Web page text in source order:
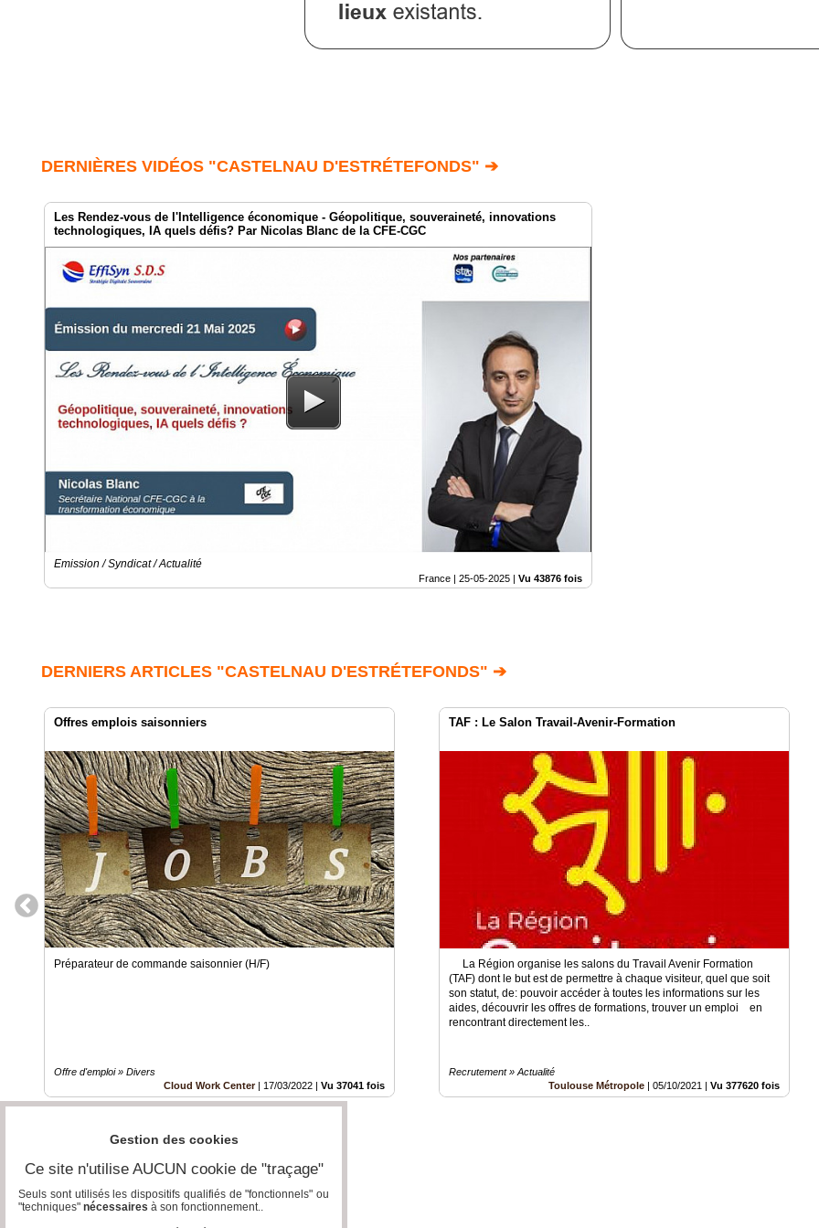
DERNIÈRES VIDÉOS "CASTELNAU D'ESTRÉTEFONDS" ➔
Les Rendez-vous de l'Intelligence économique - Géopolitique, souveraineté, innovations
technologiques, IA quels défis? Par Nicolas Blanc de la CFE-CGC
Emission / Syndicat / Actualité
France | 25-05-2025 Vu 43876 fois
DERNIERS ARTICLES "CASTELNAU D'ESTRÉTEFONDS" ➔
Offres emplois saisonniers
Préparateur de commande saisonnier (H/F)
Offre d'emploi » Divers
Cloud Work Center| 17/03/2022 Vu 37041 fois
TAF : Le Salon Travail-Avenir-Formation
La Région organise les salons du Travail Avenir Formation
(TAF) dont le but est de permettre à chaque visiteur, quel que soit
son statut, de: pouvoir accéder à toutes les informations sur les
aides, découvrir les offres de formations, trouver un emploi en
rencontrant directement les..
Recrutement » Actualité
Toulouse Métropole
05/10/2021 Vu 377620 fois
Gestion des cookies
Ce site n'utilise AUCUN cookie de "traçage"
Seuls sont utilisés les dispositifs qualifiés de "fonctionnels" ou
"techniques" nécessaires à son fonctionnement..